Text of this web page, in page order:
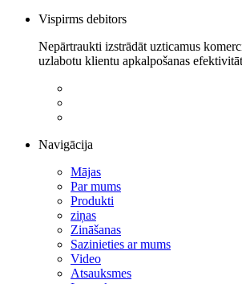
Vispirms debitors
Nepārtraukti izstrādāt uzticamus
uzlabotu klientu apkalpošanas
Navigācija
Mājas
Par mums
Produkti
ziņas
Zināšanas
Sazinieties ar mums
Video
Atsauksmes